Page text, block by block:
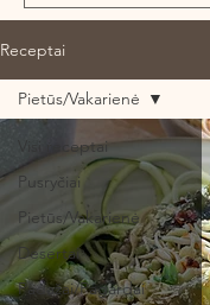
Receptai
Visi receptai
Pusryčiai
Pietūs/Vakarienė
Desertai
Padažai/Pagardai
Pietūs/Vakarienė